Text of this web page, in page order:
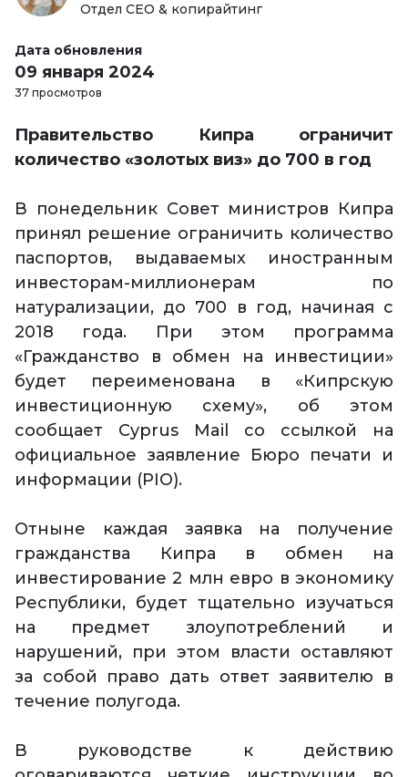
Отдел СЕО & копирайтинг
Дата обновления
09 января 2024
37 просмотров
Правительство Кипра ограничит
количество «золотых виз» до 700 в год
В понедельник Совет министров Кипра
принял решение ограничить количество
паспортов, выдаваемых иностранным
инвесторам-миллионерам по
натурализации, до 700 в год, начиная с
2018 года. При этом программа
«Гражданство в обмен на инвестиции»
будет переименована в «Кипрскую
инвестиционную схему», об этом
сообщает Cyprus Mail со ссылкой на
официальное заявление Бюро печати и
информации (PIO).
Отныне каждая заявка на получение
гражданства Кипра в обмен на
инвестирование 2 млн евро в экономику
Республики, будет тщательно изучаться
на предмет злоупотреблений и
нарушений, при этом власти оставляют
за собой право дать ответ заявителю в
течение полугода.
В руководстве к действию